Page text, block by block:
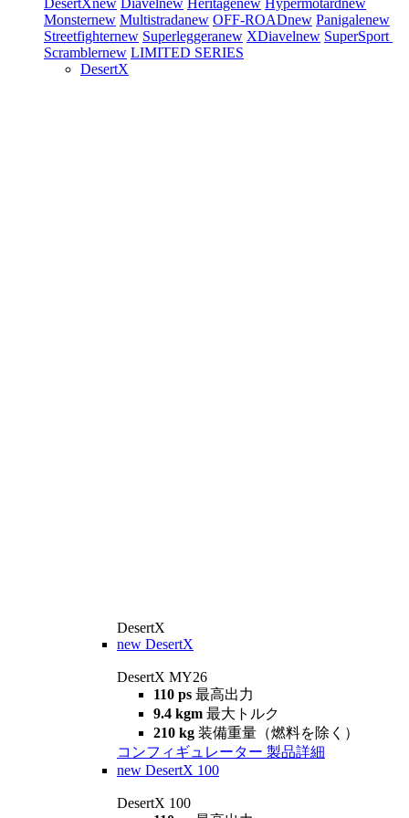
DesertXnew Diavelnew Heritagenew Hypermotardnew
Monsternew Multistradanew OFF-ROADnew Panigalenew
Streetfighternew Superleggeranew XDiavelnew SuperSport
Scramblernew LIMITED SERIES
DesertX
DesertX
new DesertX
DesertX MY26
110 ps 最高出力
9.4 kgm 最大トルク
210 kg 装備重量（燃料を除く）
コンフィギュレーター 製品詳細
new DesertX 100
DesertX 100